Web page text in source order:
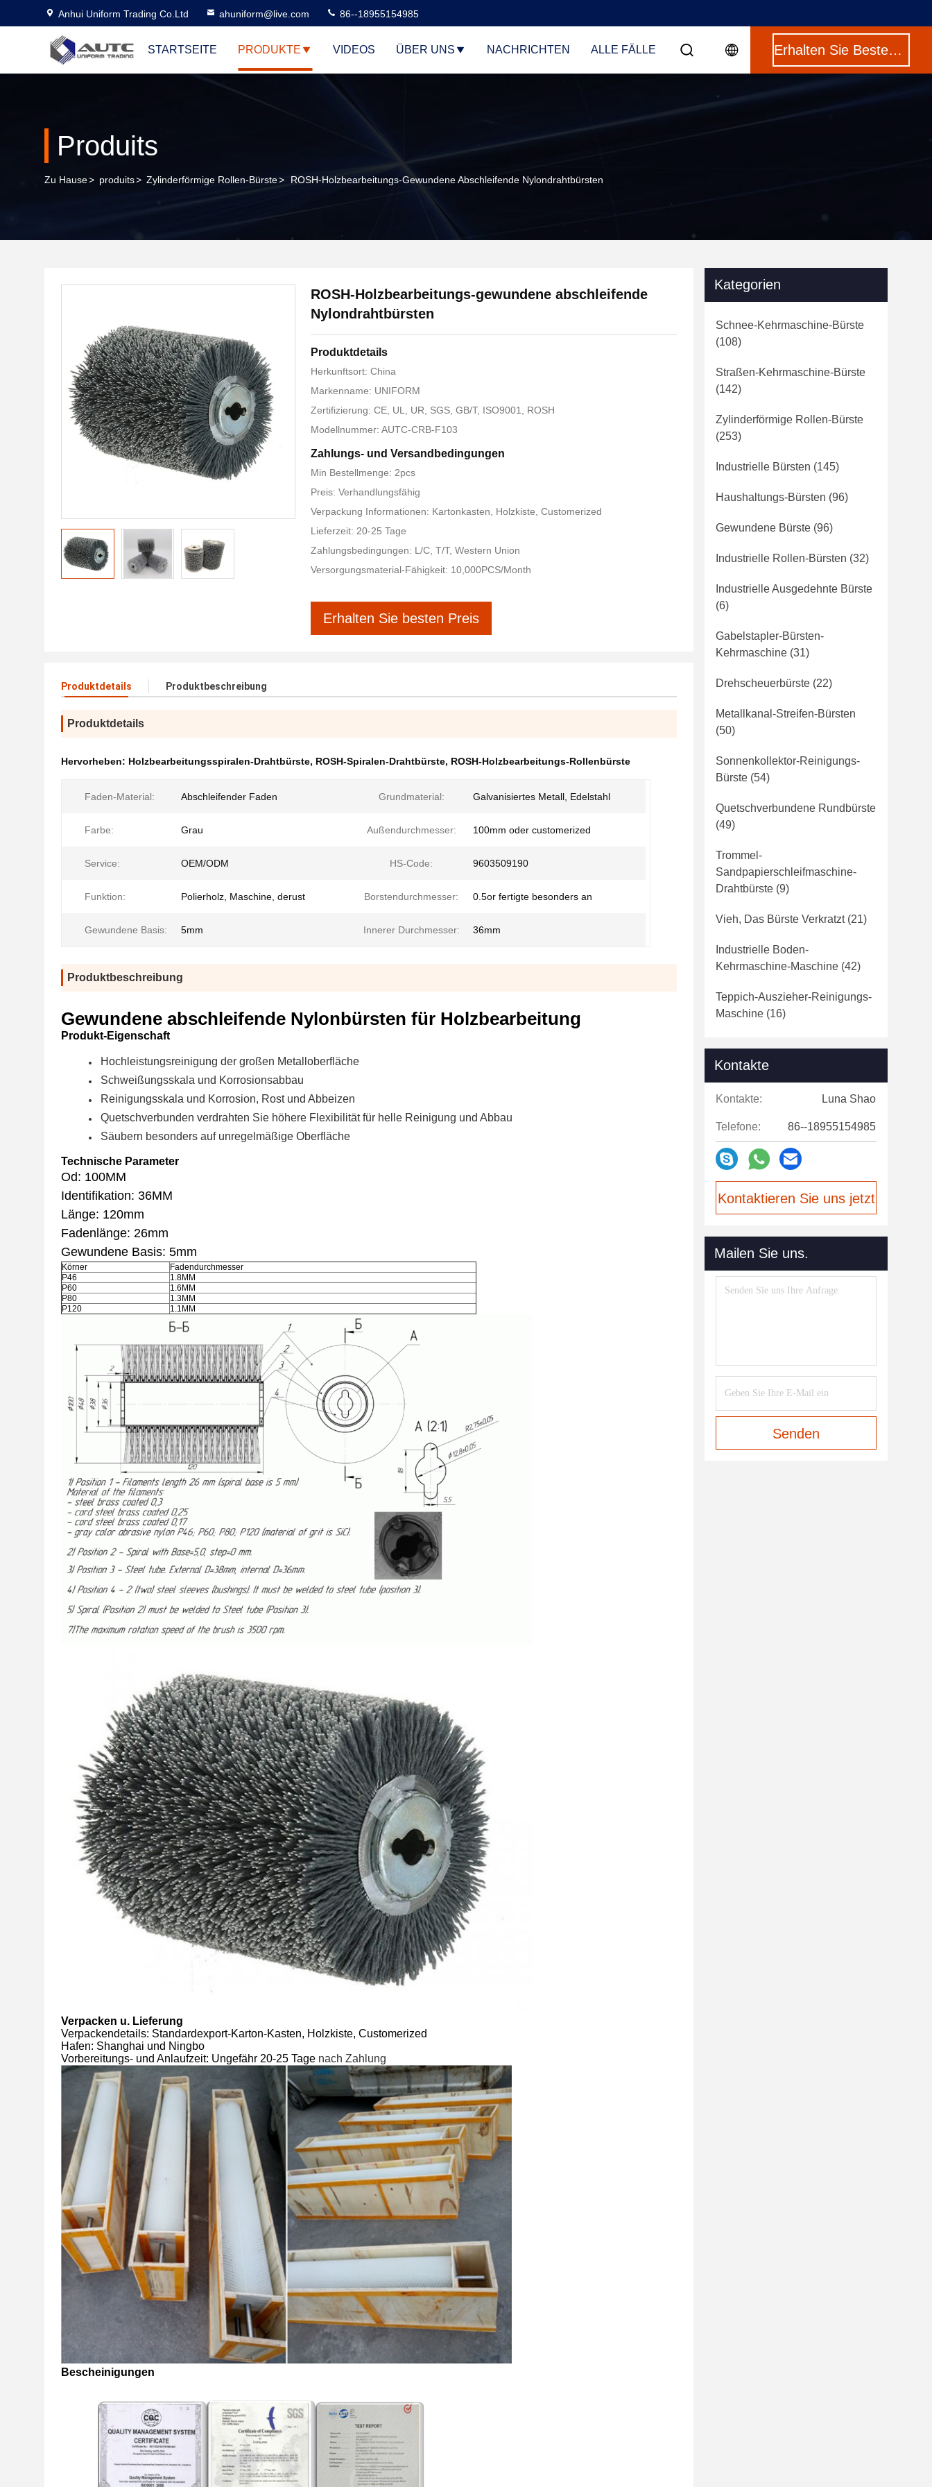
Anhui Uniform Trading Co.Ltd ahuniform@live.com 86--18955154985
STARTSEITE PRODUKTE VIDEOS ÜBER UNS NACHRICHTEN ALLE FÄLLE Erhalten Sie Besten Preis
Produits
Zu Hause> produits> Zylinderförmige Rollen-Bürste> ROSH-Holzbearbeitungs-Gewundene Abschleifende Nylondrahtbürsten
ROSH-Holzbearbeitungs-gewundene abschleifende
Nylondrahtbürsten
Produktdetails
Herkunftsort: China
Markenname: UNIFORM
Zertifizierung: CE, UL, UR, SGS, GB/T, ISO9001, ROSH
Modellnummer: AUTC-CRB-F103
Zahlungs- und Versandbedingungen
Min Bestellmenge: 2pcs
Preis: Verhandlungsfähig
Verpackung Informationen: Kartonkasten, Holzkiste, Customerized
Lieferzeit: 20-25 Tage
Zahlungsbedingungen: L/C, T/T, Western Union
Versorgungsmaterial-Fähigkeit: 10,000PCS/Month
Erhalten Sie besten Preis
Produktdetails Produktbeschreibung
Produktdetails
Hervorheben: Holzbearbeitungsspiralen-Drahtbürste, ROSH-Spiralen-Drahtbürste, ROSH-Holzbearbeitungs-Rollenbürste
Faden-Material: Abschleifender Faden Grundmaterial: Galvanisiertes Metall, Edelstahl
Farbe: Grau Außendurchmesser: 100mm oder customerized
Service: OEM/ODM HS-Code: 9603509190
Funktion: Polierholz, Maschine, derust Borstendurchmesser: 0.5or fertigte besonders an
Gewundene Basis: 5mm Innerer Durchmesser: 36mm
Produktbeschreibung
Gewundene abschleifende Nylonbürsten für Holzbearbeitung
Produkt-Eigenschaft
Hochleistungsreinigung der großen Metalloberfläche
Schweißungsskala und Korrosionsabbau
Reinigungsskala und Korrosion, Rost und Abbeizen
Quetschverbunden verdrahten Sie höhere Flexibilität für helle Reinigung und Abbau
Säubern besonders auf unregelmäßige Oberfläche
Technische Parameter
Od: 100MM
Identifikation: 36MM
Länge: 120mm
Fadenlänge: 26mm
Gewundene Basis: 5mm
Körner
Fadendurchmesser
P46
1.8MM
P60
1.6MM
P80
1.3MM
P120
1.1MM
Verpacken u. Lieferung
Verpackendetails: Standardexport-Karton-Kasten, Holzkiste, Customerized
Hafen: Shanghai und Ningbo
Vorbereitungs- und Anlaufzeit: Ungefähr 20-25 Tage nach Zahlung
Bescheinigungen
Kategorien
Schnee-Kehrmaschine-Bürste
(108)
Straßen-Kehrmaschine-Bürste
(142)
Zylinderförmige Rollen-Bürste
(253)
Industrielle Bürsten (145)
Haushaltungs-Bürsten (96)
Gewundene Bürste (96)
Industrielle Rollen-Bürsten (32)
Industrielle Ausgedehnte Bürste
(6)
Gabelstapler-Bürsten-
Kehrmaschine (31)
Drehscheuerbürste (22)
Metallkanal-Streifen-Bürsten
(50)
Sonnenkollektor-Reinigungs-
Bürste (54)
Quetschverbundene Rundbürste
(49)
Trommel-
Sandpapierschleifmaschine-
Drahtbürste (9)
Vieh, Das Bürste Verkratzt(21)
Industrielle Boden-
Kehrmaschine-Maschine (42)
Teppich-Auszieher-Reinigungs-
Maschine (16)
Kontakte
Kontakte: Luna Shao
Telefone: 86--18955154985
Kontaktieren Sie uns jetzt
Mailen Sie uns.
Senden